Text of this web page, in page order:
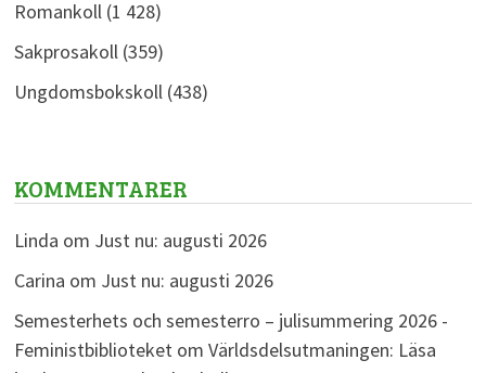
Romankoll(1 428)
Sakprosakoll(359)
Ungdomsbokskoll(438)
KOMMENTARER
Linda om Just nu: augusti 2026
Carina om Just nu: augusti 2026
Semesterhets och semesterro – julisummering 2026 -
Feministbiblioteketom Världsdelsutmaningen: Läsa